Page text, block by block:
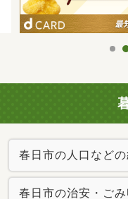
春日市の人口など
春日市の治安・ご